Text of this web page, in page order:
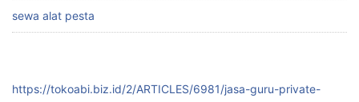
sewa alat pesta
https://tokoabi.biz.id/2/ARTICLES/6981/jasa-guru-private-